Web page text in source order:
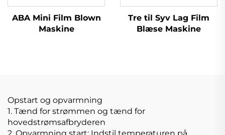
ABA Mini Film Blown
Maskine
Tre til Syv Lag Film
Blæse Maskine
Opstart og opvarmning
1. Tænd for strømmen og tænd for
hovedstrømsafbryderen